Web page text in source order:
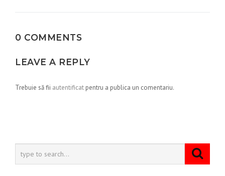
0 COMMENTS
LEAVE A REPLY
Trebuie să fii autentificat pentru a publica un comentariu.